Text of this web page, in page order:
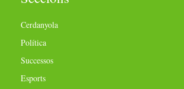
Cerdanyola
Política
Successos
Esports